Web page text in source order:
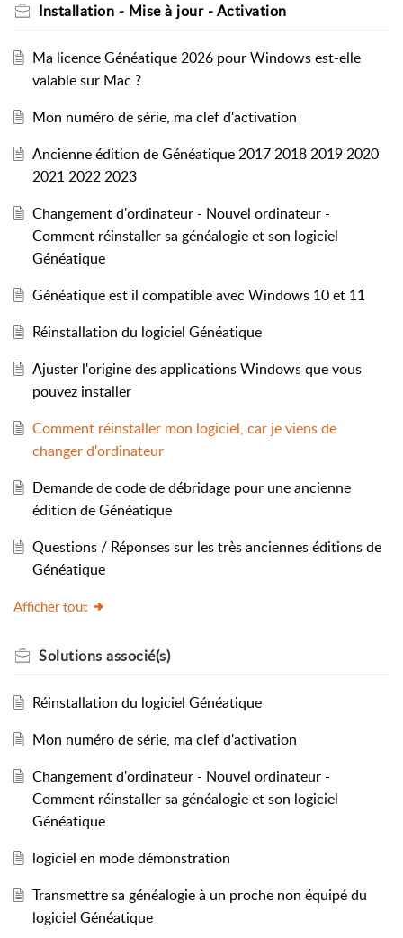
Installation - Mise à jour - Activation
Ma licence Généatique 2026 pour Windows est-elle
valable sur Mac ?
Mon numéro de série, ma clef d'activation
Ancienne édition de Généatique 2017 2018 2019 2020
2021 2022 2023
Changement d'ordinateur - Nouvel ordinateur -
Comment réinstaller sa généalogie et son logiciel
Généatique
Généatique est il compatible avec Windows 10 et 11
Réinstallation du logiciel Généatique
Ajuster l'origine des applications Windows que vous
pouvez installer
Comment réinstaller mon logiciel, car je viens de
changer d'ordinateur
Demande de code de débridage pour une ancienne
édition de Généatique
Questions / Réponses sur les très anciennes éditions de
Généatique
Afficher tout
Solutions associé(s)
Réinstallation du logiciel Généatique
Mon numéro de série, ma clef d'activation
Changement d'ordinateur - Nouvel ordinateur -
Comment réinstaller sa généalogie et son logiciel
Généatique
logiciel en mode démonstration
Transmettre sa généalogie à un proche non équipé du
logiciel Généatique